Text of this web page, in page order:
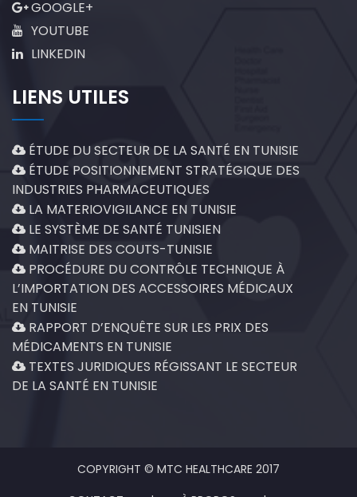
GOOGLE+
YOUTUBE
LINKEDIN
LIENS UTILES
ÉTUDE DU SECTEUR DE LA SANTÉ EN TUNISIE
ÉTUDE POSITIONNEMENT STRATÉGIQUE DES
INDUSTRIES PHARMACEUTIQUES
LA MATERIOVIGILANCE EN TUNISIE
LE SYSTÈME DE SANTÉ TUNISIEN
MAITRISE DES COUTS-TUNISIE
PROCÉDURE DU CONTRÔLE TECHNIQUE À
L’IMPORTATION DES ACCESSOIRES MÉDICAUX
EN TUNISIE
RAPPORT D’ENQUÊTE SUR LES PRIX DES
MÉDICAMENTS EN TUNISIE
TEXTES JURIDIQUES RÉGISSANT LE SECTEUR
DE LA SANTÉ EN TUNISIE
COPYRIGHT © MTC HEALTHCARE 2017